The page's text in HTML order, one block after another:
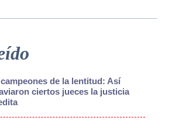
de la lentitud: Así
ciertos jueces la justicia